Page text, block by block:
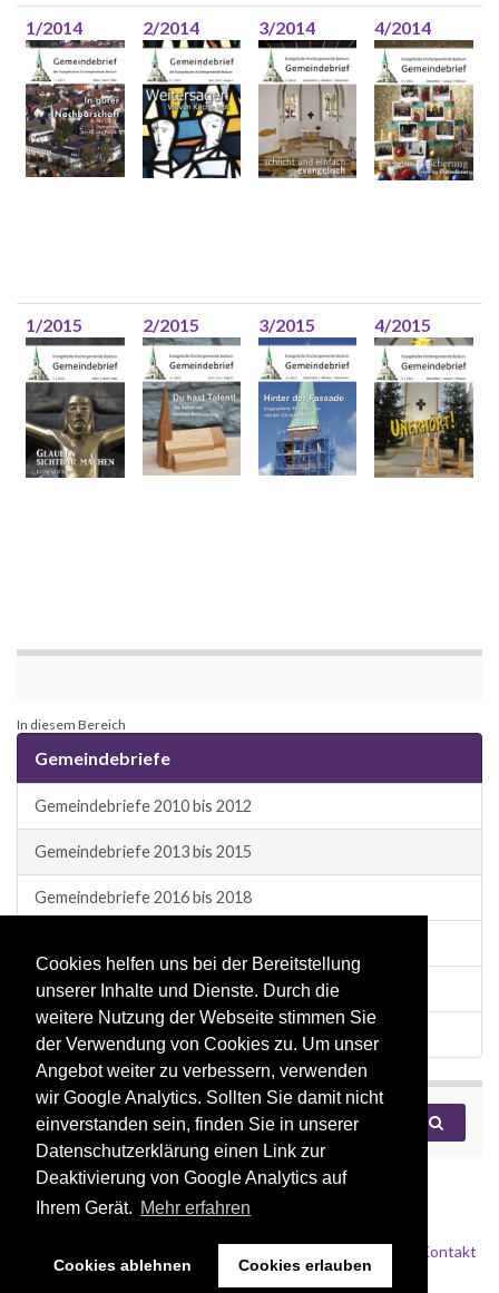
Cookies helfen uns bei der Bereitstellung
unserer Inhalte und Dienste. Durch die
weitere Nutzung der Webseite stimmen Sie
der Verwendung von Cookies zu. Um unser
Angebot weiter zu verbessern, verwenden
wir Google Analytics. Sollten Sie damit nicht
einverstanden sein, finden Sie in unserer
Datenschutzerklärung einen Link zur
Deaktivierung von Google Analytics auf
Ihrem Gerät. Mehr erfahren
Cookies ablehnen Cookies erlauben
1/2014 2/2014 3/2014 4/2014
1/2015 2/2015 3/2015 4/2015
In diesem Bereich
Gemeindebriefe
Gemeindebriefe 2010 bis 2012
Gemeindebriefe 2013 bis 2015
Gemeindebriefe 2016 bis 2018
Gemeindebriefe 2022 bis 2024
Gemeindebriefe 2025 bis 2027
Search for:
Kontakt